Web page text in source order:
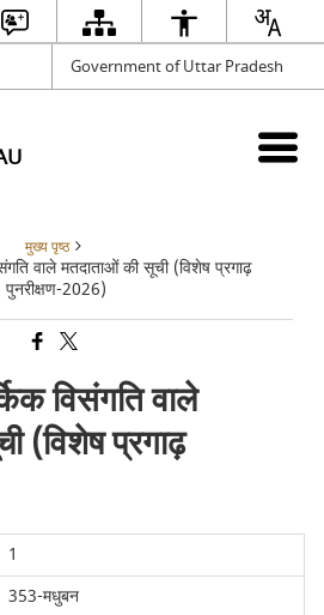
Government of Uttar Pradesh
मुख्य पृष्ठ
वाले मतदाताओं की सूची (विशेष प्रगाढ़
पुनरीक्षण-2026)
विसंगति वाले
(विशेष प्रगाढ़
1
353-मधुबन